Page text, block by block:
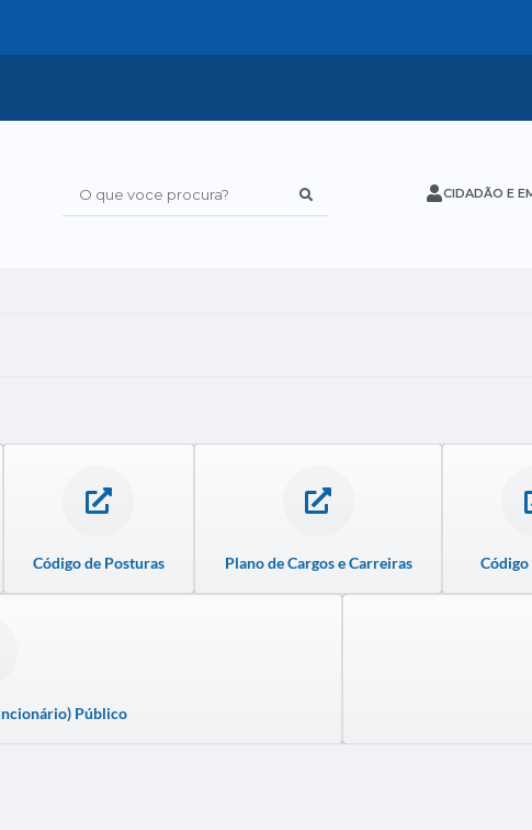
O que voce procura? CIDADÃO E
Código de Posturas Plano de Cargos e Carreiras Código
Público